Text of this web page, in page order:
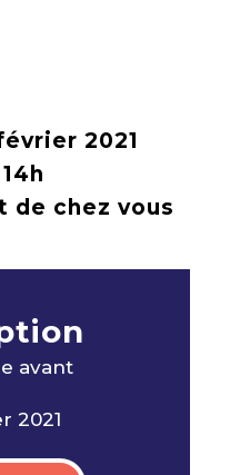
2021
de chez vous
avant
2021